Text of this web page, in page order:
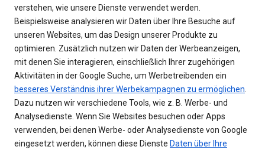
verstehen, wie unsere Dienste verwendet werden.
Beispielsweise analysieren wir Daten über Ihre Besuche auf
unseren Websites, um das Design unserer Produkte zu
optimieren. Zusätzlich nutzen wir Daten der Werbeanzeigen,
mit denen Sie interagieren, einschließlich Ihrer zugehörigen
Aktivitäten in der Google Suche, um Werbetreibenden ein
besseres Verständnis ihrer Werbekampagnen zu ermöglichen.
Dazu nutzen wir verschiedene Tools, wie z. B. Werbe- und
Analysedienste. Wenn Sie Websites besuchen oder Apps
verwenden, bei denen Werbe- oder Analysedienste von Google
eingesetzt werden, können diese Dienste Daten über Ihre